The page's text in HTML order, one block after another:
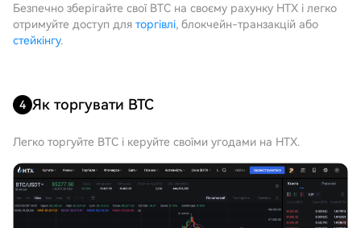
Безпечно зберігайте свої BTC на своєму рахунку HTX і легко
отримуйте доступ для торгівлі, блокчейн-транзакцій або
стейкінгу.
4 Як торгувати BTC
Легко торгуйте BTC і керуйте своїми угодами на HTX.